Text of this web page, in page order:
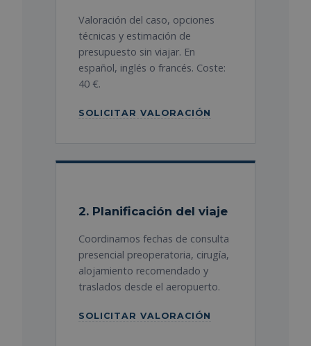
Valoración del caso, opciones
técnicas y estimación de
presupuesto sin viajar. En
español, inglés o francés. Coste:
40 €.
SOLICITAR VALORACIÓN
2. Planificación del viaje
Coordinamos fechas de consulta
presencial preoperatoria, cirugía,
alojamiento recomendado y
traslados desde el aeropuerto.
SOLICITAR VALORACIÓN